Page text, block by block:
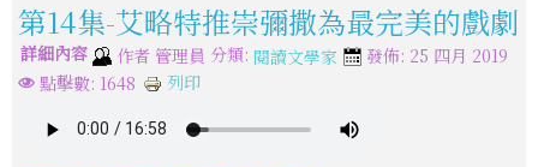
第14集-艾略特推崇彌撒為最完美的戲劇
詳細內容 作者 管理員 分類: 閱讀文學家
發佈: 25 四月 2019
點擊數: 1648
列印